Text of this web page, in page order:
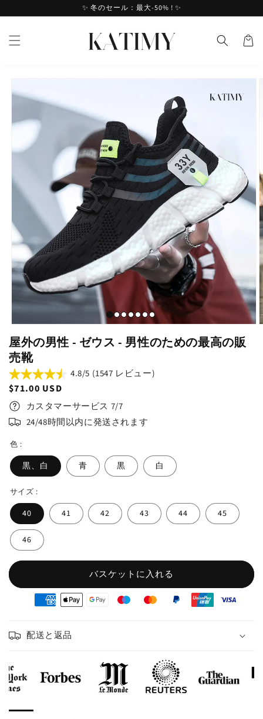
スキッ
✨ 冬のセール：最大-50% ! ✨
ケ
報へス
キップ
屋外の男性 - ゼウス - 男性のための最高の販
売靴
4.8/5 (1547 レビュー)
通
常
価
$71.00 USD
カスタマーサービス 7/7
24/48時間以内に発送されます
色 :
黒、白 青 黒 白
サイズ :
40 41 42 43 44 45
46
バスケットに入れる
配送と返品